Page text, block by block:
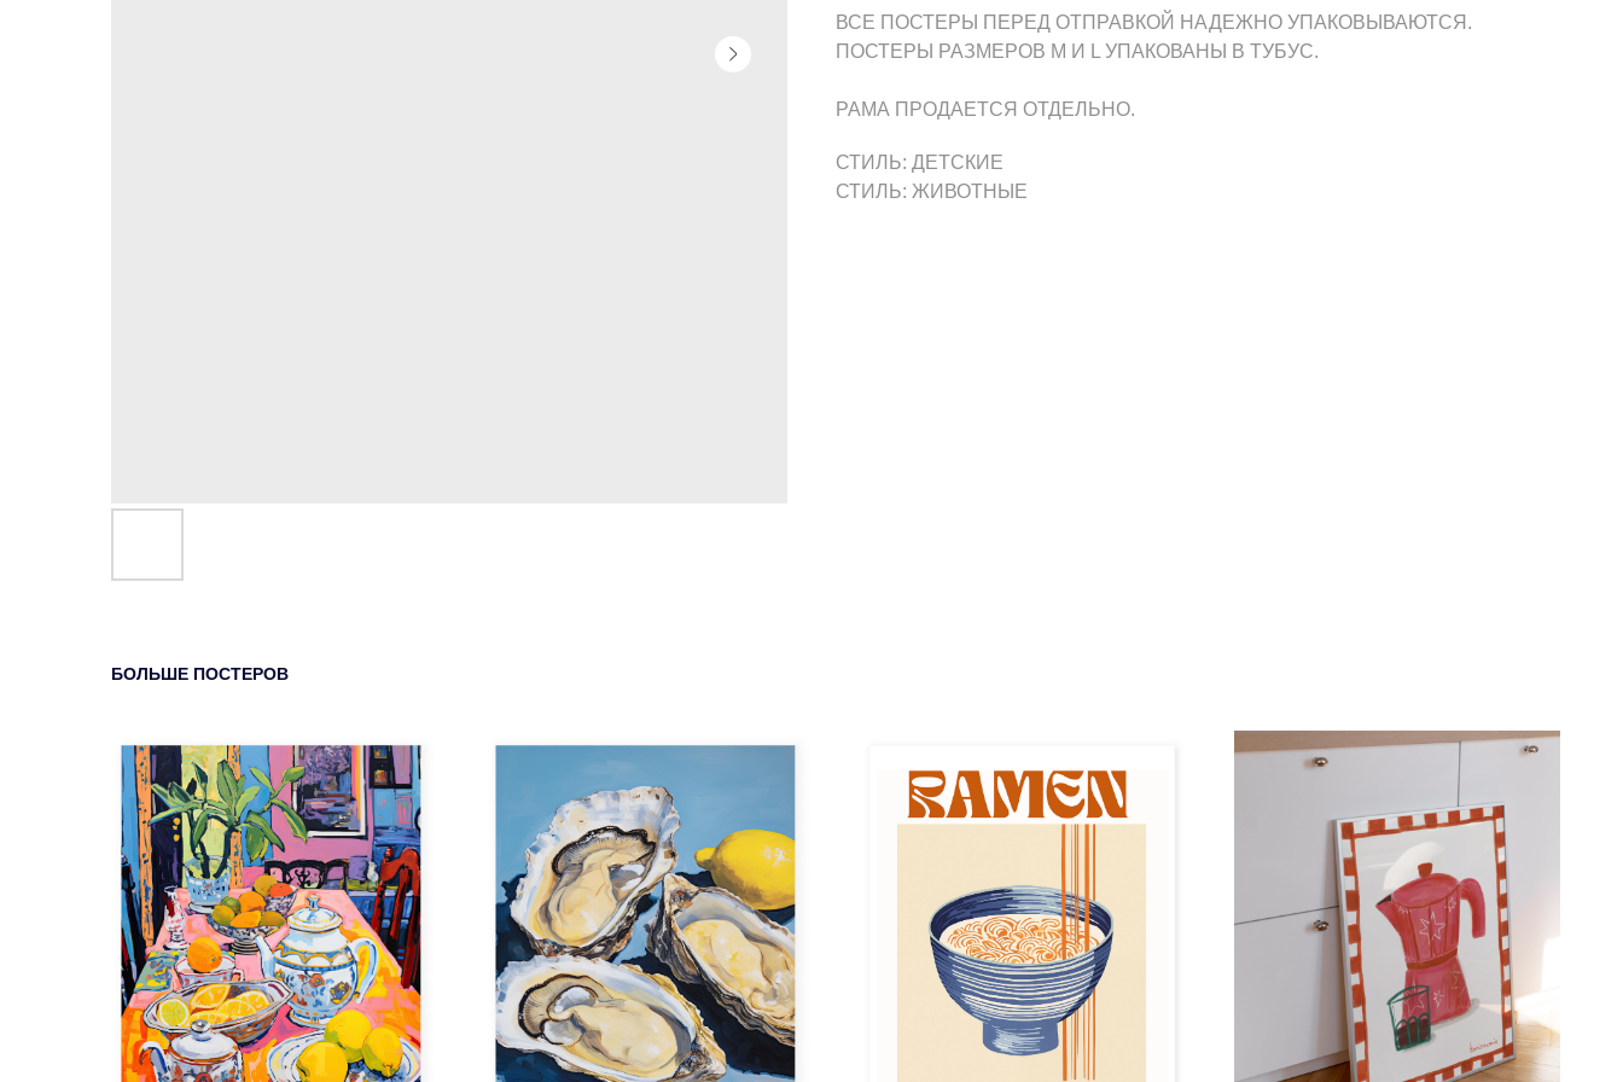
ВСЕ ПОСТЕРЫ ПЕРЕД ОТПРАВКОЙ НАДЕЖНО УПАКОВЫВАЮТСЯ.
ПОСТЕРЫ РАЗМЕРОВ M И L УПАКОВАНЫ В ТУБУС.
РАМА ПРОДАЕТСЯ ОТДЕЛЬНО.
СТИЛЬ: ДЕТСКИЕ
СТИЛЬ: ЖИВОТНЫЕ
БОЛЬШЕ ПОСТЕРОВ